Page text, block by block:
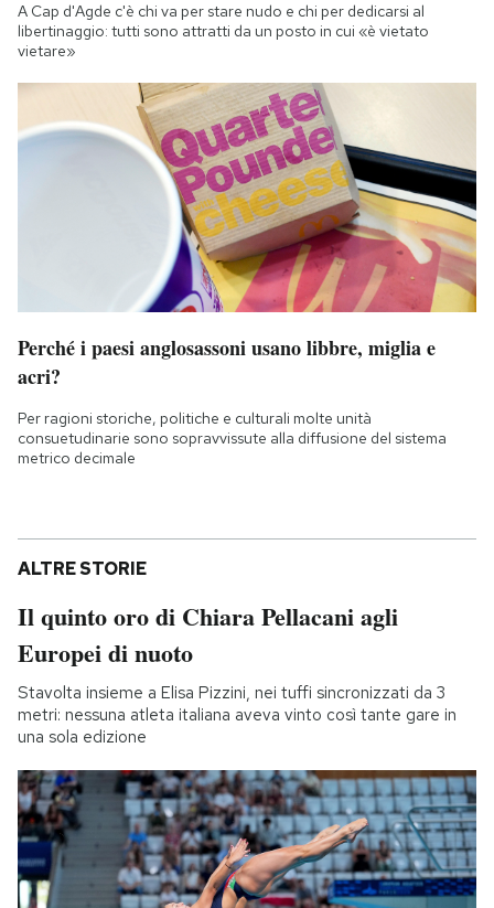
A Cap d'Agde c'è chi va per stare nudo e chi per dedicarsi al
libertinaggio: tutti sono attratti da un posto in cui «è vietato
vietare»
Perché i paesi anglosassoni usano libbre, miglia e
acri?
Per ragioni storiche, politiche e culturali molte unità
consuetudinarie sono sopravvissute alla diffusione del sistema
metrico decimale
ALTRE STORIE
Il quinto oro di Chiara Pellacani agli
Europei di nuoto
Stavolta insieme a Elisa Pizzini, nei tuffi sincronizzati da 3
metri: nessuna atleta italiana aveva vinto così tante gare in
una sola edizione